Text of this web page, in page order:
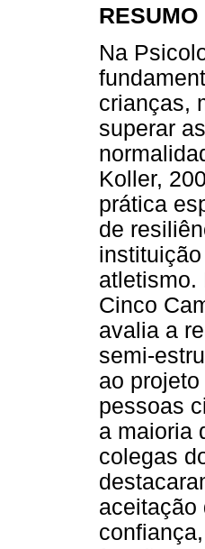
RESUMO
Na
crianças,
superar
Koller,
prática
de
atletismo.
Cinco
avalia a
semi-
ao
pessoas
a maioria
colegas
aceitação